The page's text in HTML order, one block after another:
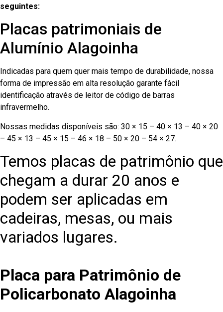
seguintes:
Placas patrimoniais de
Alumínio Alagoinha
Indicadas para quem quer mais tempo de durabilidade, nossa
forma de impressão em alta resolução garante fácil
identificação através de leitor de código de barras
infravermelho.
Nossas medidas disponíveis são: 30 × 15 – 40 × 13 – 40 × 20
– 45 × 13 – 45 × 15 – 46 × 18 – 50 × 20 – 54 × 27.
Temos placas de patrimônio que
chegam a durar 20 anos e
podem ser aplicadas em
cadeiras, mesas, ou mais
variados lugares.
Placa para Patrimônio de
Policarbonato Alagoinha